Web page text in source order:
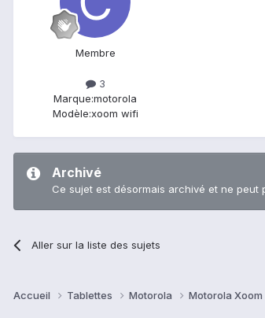
Membre
3
Marque:motorola
Modèle:xoom wifi
Archivé
Ce sujet est désormais archivé et ne
Aller sur la liste des sujets
Accueil Tablettes Motorola Motorola Xoom